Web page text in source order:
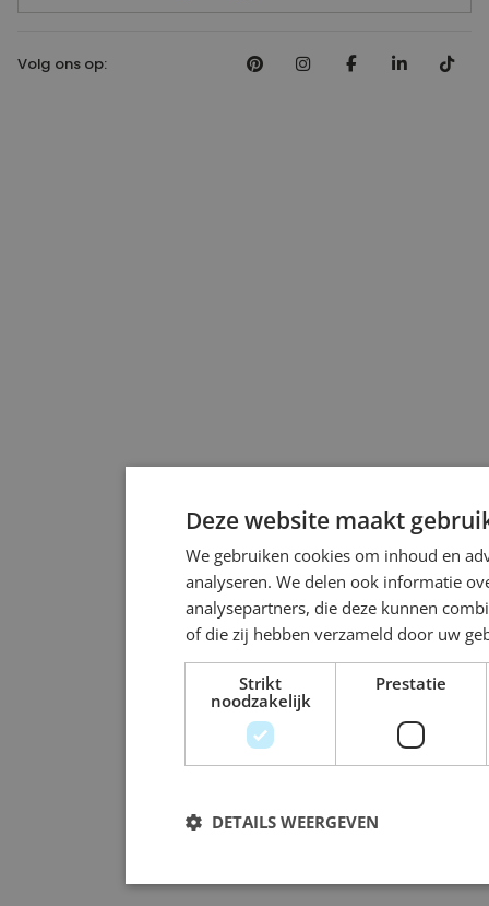
Volg ons op:
Deze website maakt
We gebruiken cookies om inhoud en
analyseren. We delen ook informatie
analysepartners, die deze kunnen
of die zij hebben verzameld door uw
Strikt
noodzakelijk
Prestatie
DETAILS WEERGEVEN